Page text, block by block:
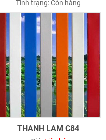
Tình trạng:Còn hàng
THANH LAM C84